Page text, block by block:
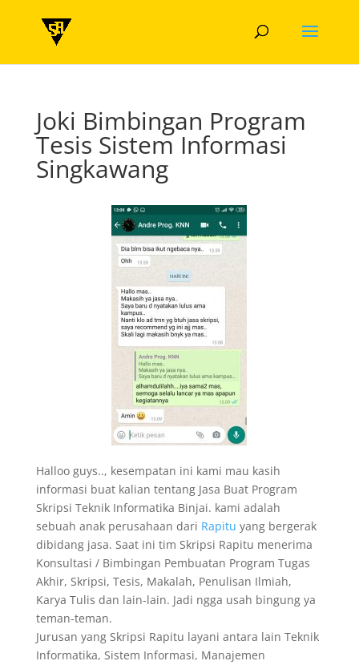
Joki Bimbingan Program
Tesis Sistem Informasi
Singkawang
Halloo guys.., kesempatan ini kami mau kasih
informasi buat kalian tentang Jasa Buat Program
Skripsi Teknik Informatika Binjai. kami adalah
sebuah anak perusahaan dari Rapitu yang bergerak
dibidang jasa. Saat ini tim Skripsi Rapitu menerima
Konsultasi / Bimbingan Pembuatan Program Tugas
Akhir, Skripsi, Tesis, Makalah, Penulisan Ilmiah,
Karya Tulis dan lain-lain. Jadi ngga usah bingung ya
teman-teman.
Jurusan yang Skripsi Rapitu layani antara lain Teknik
Informatika, Sistem Informasi, Manajemen